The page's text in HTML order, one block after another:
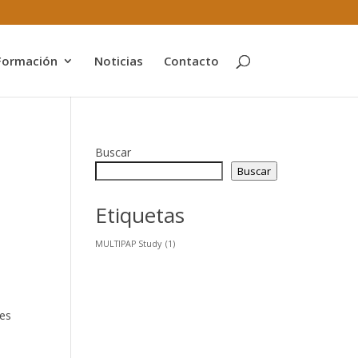
Noticias Contacto
Buscar
Buscar
Etiquetas
MULTIPAP Study (1)